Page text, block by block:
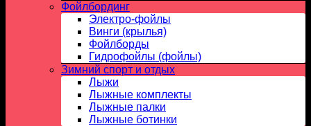
Фойлбординг
Электро-фойлы
Винги (крылья)
Фойлборды
Гидрофойлы (фойлы)
Зимний спорт и отдых
Лыжи
Лыжные комплекты
Лыжные палки
Лыжные ботинки